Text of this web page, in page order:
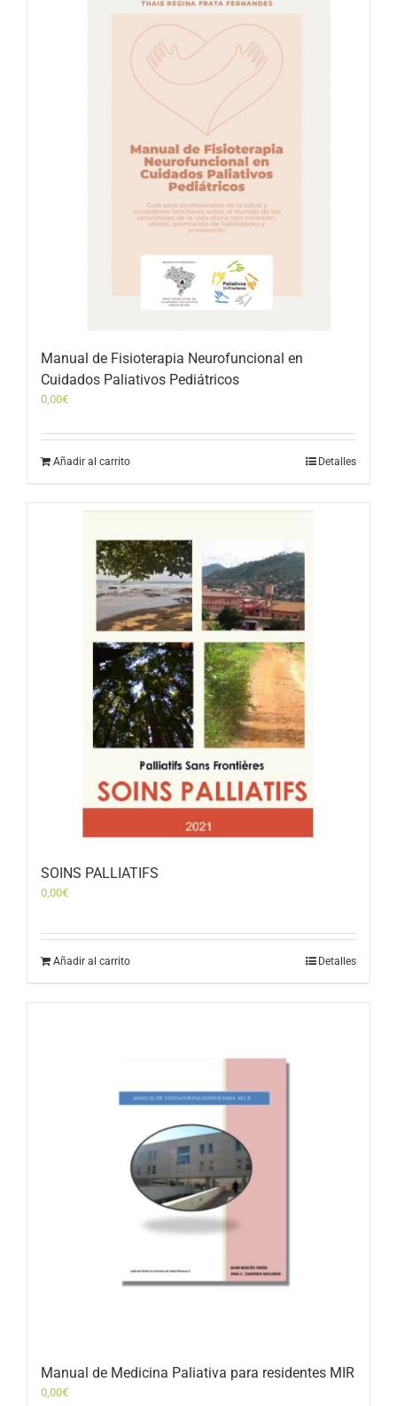
Manual de Fisioterapia Neurofuncional en
Cuidados Paliativos Pediátricos
0,00€
Añadir al carrito Detalles
SOINS PALLIATIFS
0,00€
Añadir al carrito Detalles
Manual de Medicina Paliativa para residentes MIR
0,00€